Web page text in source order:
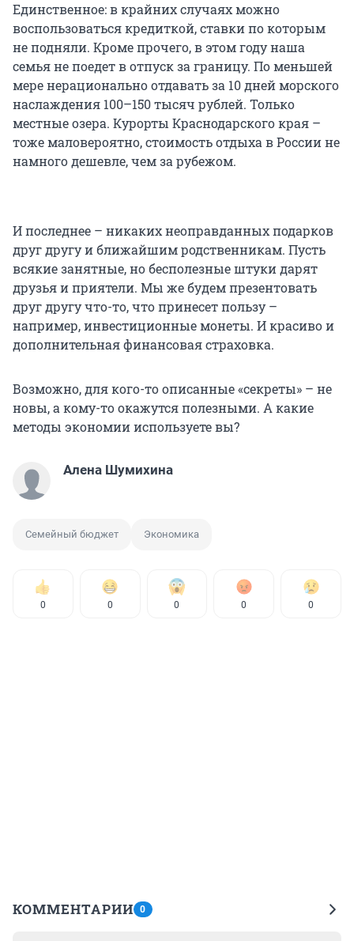
Единственное: в крайних случаях можно
воспользоваться кредиткой, ставки по которым
не подняли. Кроме прочего, в этом году наша
семья не поедет в отпуск за границу. По меньшей
мере нерационально отдавать за 10 дней морского
наслаждения 100–150 тысяч рублей. Только
местные озера. Курорты Краснодарского края –
тоже маловероятно, стоимость отдыха в России не
намного дешевле, чем за рубежом.
И последнее – никаких неоправданных подарков
друг другу и ближайшим родственникам. Пусть
всякие занятные, но бесполезные штуки дарят
друзья и приятели. Мы же будем презентовать
друг другу что-то, что принесет пользу –
например, инвестиционные монеты. И красиво и
дополнительная финансовая страховка.
Возможно, для кого-то описанные «секреты» – не
новы, а кому-то окажутся полезными. А какие
методы экономии используете вы?
Алена Шумихина
Семейный бюджет Экономика
0 0 0 0 0
КОММЕНТАРИИ 0